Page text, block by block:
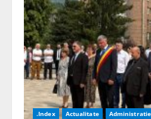
.Index Actualitate Administratie